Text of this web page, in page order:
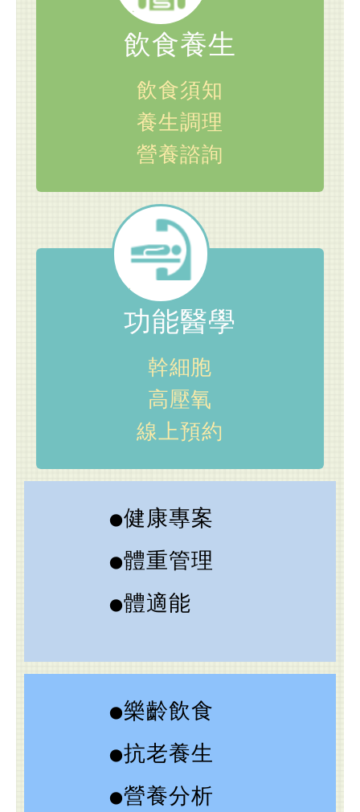
飲食養生
飲食須知
養生調理
營養諮詢
功能醫學
幹細胞
高壓氧
線上預約
●健康專案
●體重管理
●體適能
●樂齡飲食
●抗老養生
●營養分析